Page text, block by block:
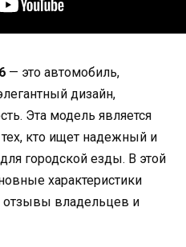
— это автомобиль,
дизайн,
Эта модель является
кто ищет надежный и
городской езды. В этой
характеристики
отзывы владельцев и